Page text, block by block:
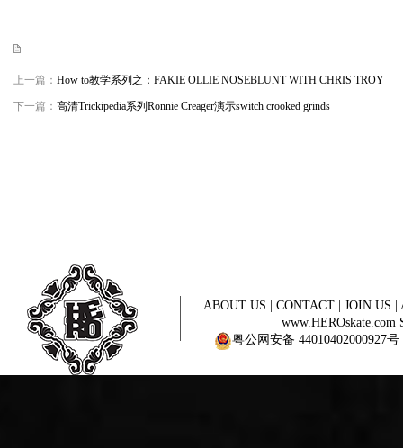
上一篇： How to教学系列之：FAKIE OLLIE NOSEBLUNT WITH CHRIS TROY
下一篇： 高清Trickipedia系列Ronnie Creager演示switch crooked grinds
ABOUT US CONTACT JOIN US
www.HEROskate.com
粤公网安备 44010402000927号